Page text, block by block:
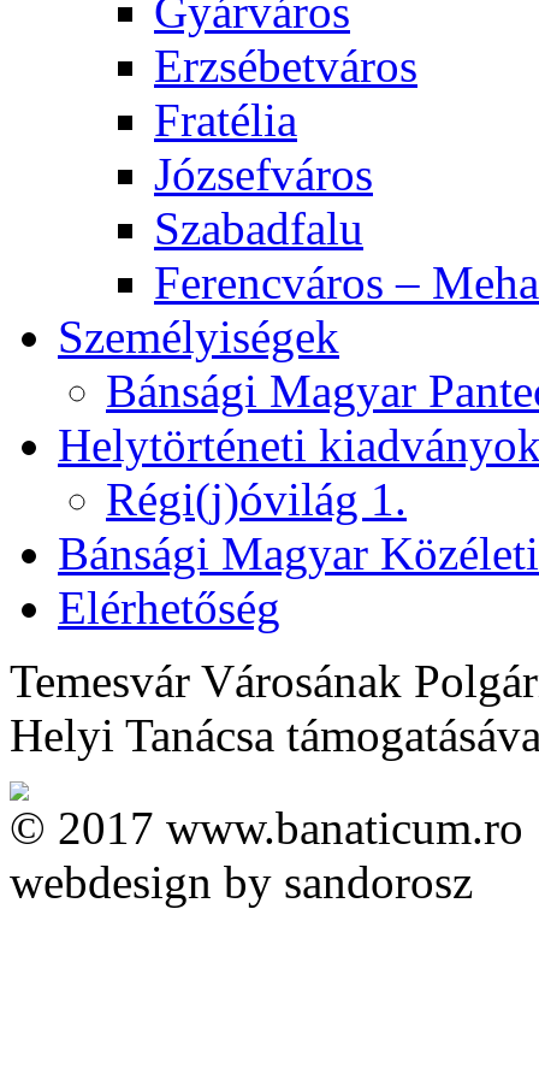
Gyárváros
Erzsébetváros
Fratélia
Józsefváros
Szabadfalu
Ferencváros –
Személyiségek
Bánsági Magyar
Helytörténeti
Régi(j)óvilág 1.
Bánsági Magyar
Elérhetőség
Temesvár Városának
Helyi Tanácsa
© 2017 www.banaticum.ro
webdesign by sandorosz